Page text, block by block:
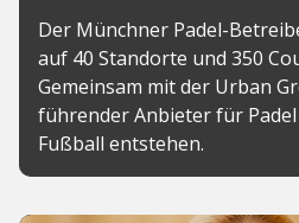
Der Münchner Padel-
auf 40 Standorte und 350
Gemeinsam mit der Urban
führender Anbieter für Padel
Fußball entstehen.